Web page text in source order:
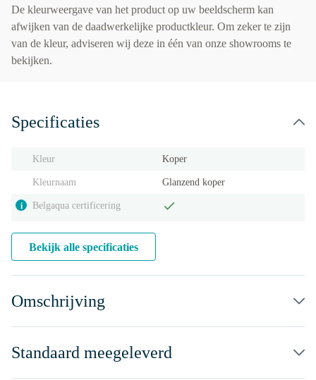
De kleurweergave van het product op uw beeldscherm kan
afwijken van de daadwerkelijke productkleur. Om zeker te zijn
van de kleur, adviseren wij deze in één van onze showrooms te
bekijken.
Specificaties
Kleur Koper
Kleurnaam Glanzend koper
i Belgaqua certificering
Bekijk alle specificaties
Omschrijving
Standaard meegeleverd